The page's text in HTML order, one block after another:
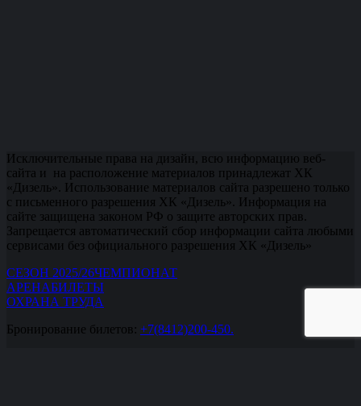
Исключительные права на дизайн, всю информацию веб-
сайта и на расположение материалов принадлежат ХК
«Дизель». Использование материалов сайта разрешено только
с письменного разрешения ХК «Дизель». Информация на
сайте защищена законом РФ о защите авторских прав.
Запрещается автоматический сбор информации сайта любыми
сервисами без официального разрешения ХК «Дизель»
СЕЗОН 2025/26ЧЕМПИОНАТ
АРЕНАБИЛЕТЫ
ОХРАНА ТРУДА
Бронирование билетов: +7(8412)200-450.